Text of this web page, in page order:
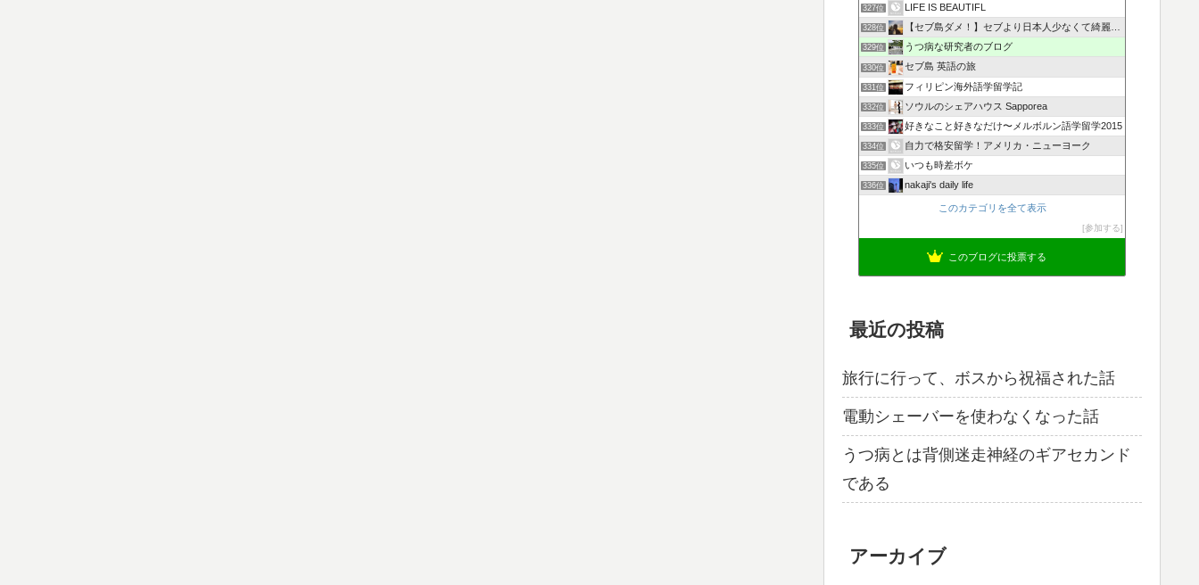
327位 LIFE IS BEAUTIFL
328位 【セブ島ダメ！】セブより日本人少なくて綺麗なフィリピン学校
329位 うつ病な研究者のブログ
330位 セブ島 英語の旅
331位 フィリピン海外語学留学記
332位 ソウルのシェアハウス Sapporea
333位 好きなこと好きなだけ〜メルボルン語学留学2015
334位 自力で格安留学！アメリカ・ニューヨーク
335位 いつも時差ボケ
336位 nakaji's daily life
このカテゴリを全て表示
参加する
このブログに投票する
最近の投稿
旅行に行って、ボスから祝福された話
電動シェーバーを使わなくなった話
うつ病とは背側迷走神経のギアセカンド
である
アーカイブ